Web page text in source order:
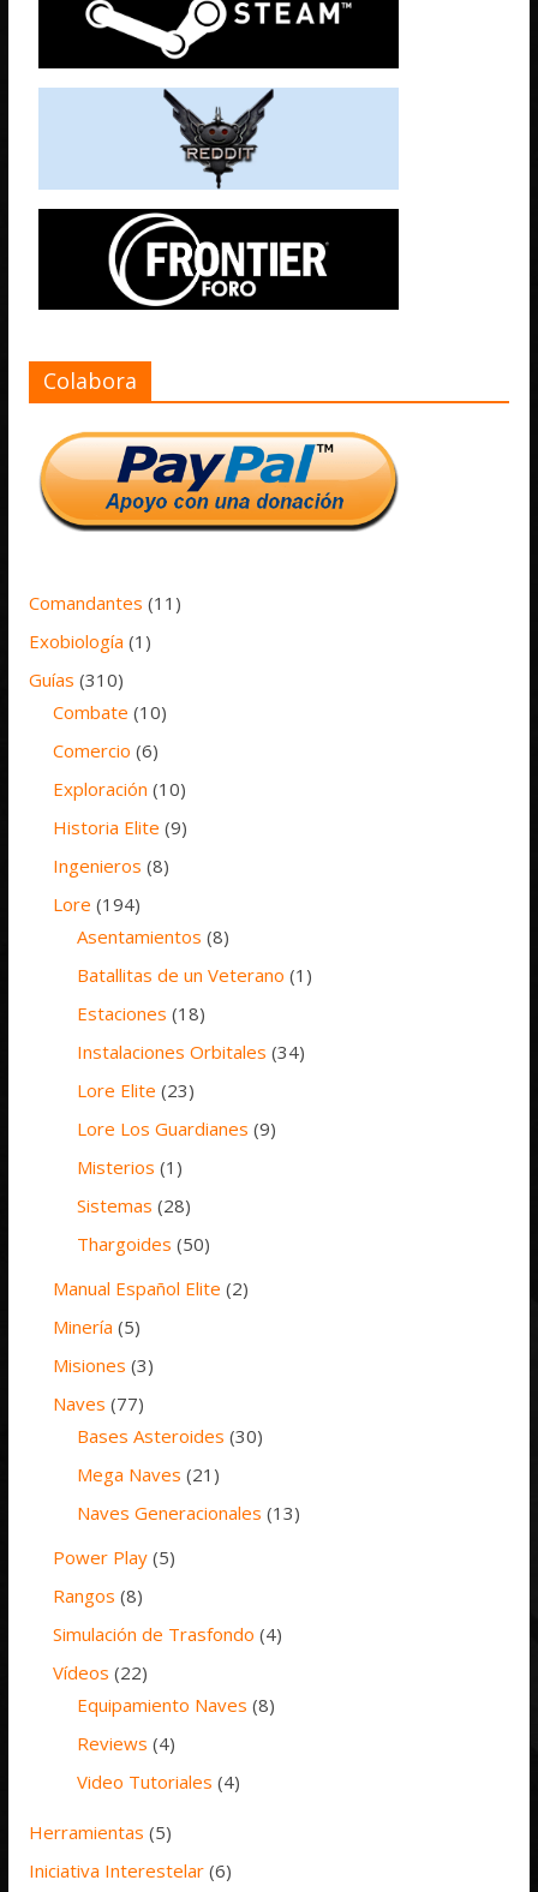
Colabora
Comandantes (11)
Exobiología (1)
Guías (310)
Combate (10)
Comercio (6)
Exploración (10)
Historia Elite (9)
Ingenieros (8)
Lore (194)
Asentamientos (8)
Batallitas de un Veterano (1)
Estaciones (18)
Instalaciones Orbitales (34)
Lore Elite (23)
Lore Los Guardianes (9)
Misterios (1)
Sistemas (28)
Thargoides (50)
Manual Español Elite (2)
Minería (5)
Misiones (3)
Naves (77)
Bases Asteroides (30)
Mega Naves (21)
Naves Generacionales (13)
Power Play (5)
Rangos (8)
Simulación de Trasfondo (4)
Vídeos (22)
Equipamiento Naves (8)
Reviews (4)
Video Tutoriales (4)
Herramientas (5)
Iniciativa Interestelar (6)